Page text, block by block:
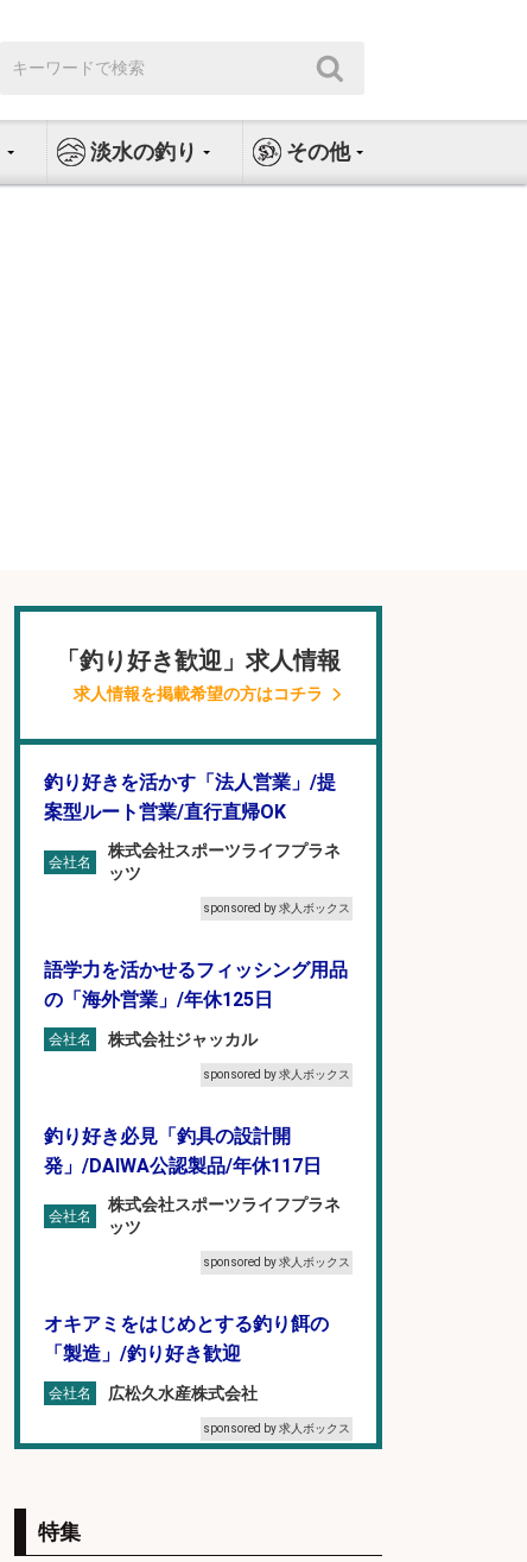
索:
淡水の釣り その他
「釣り好き歓迎」求人情報
求人情報を掲載希望の方はコチラ
釣り好きを活かす「法人営業」/提
案型ルート営業/直行直帰OK
会社名
株式会社スポーツライフプラネ
ッツ
sponsored by 求人ボックス
語学力を活かせるフィッシング用品
の「海外営業」/年休125日
会社名 株式会社ジャッカル
sponsored by 求人ボックス
釣り好き必見「釣具の設計開
発」/DAIWA公認製品/年休117日
会社名
株式会社スポーツライフプラネ
ッツ
sponsored by 求人ボックス
オキアミをはじめとする釣り餌の
「製造」/釣り好き歓迎
会社名 広松久水産株式会社
sponsored by 求人ボックス
長候補/本物を知る大人の隠れ家!魚
の価値を上げ、地域を元気に!店長候
特集